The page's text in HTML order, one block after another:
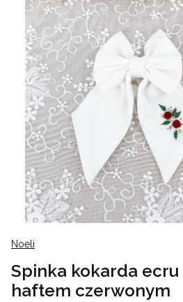
Noeli
Spinka kokarda
haftem czerwonym